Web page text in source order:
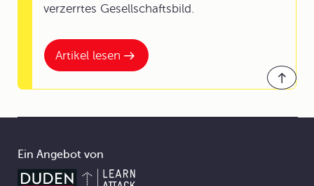
Artikel lesen
verzerrtes Gesellschaftsbild.
Ein Angebot von